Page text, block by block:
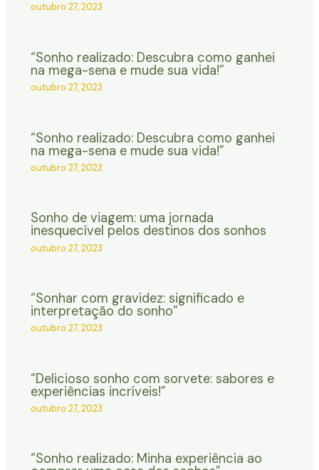
outubro 27, 2023
“Sonho realizado: Descubra como ganhei
na mega-sena e mude sua vida!”
outubro 27, 2023
“Sonho realizado: Descubra como ganhei
na mega-sena e mude sua vida!”
outubro 27, 2023
Sonho de viagem: uma jornada
inesquecível pelos destinos dos sonhos
outubro 27, 2023
“Sonhar com gravidez: significado e
interpretação do sonho”
outubro 27, 2023
“Delicioso sonho com sorvete: sabores e
experiências incríveis!”
outubro 27, 2023
“Sonho realizado: Minha experiência ao